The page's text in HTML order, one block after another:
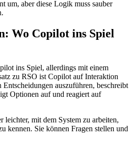
um, aber diese Logik muss sauber
Wo Copilot ins Spiel
ins Spiel, allerdings mit einem
zu RSO ist Copilot auf Interaktion
Entscheidungen auszuführen, beschreibt
Optionen auf und reagiert auf
leichter, mit dem System zu arbeiten,
kennen. Sie können Fragen stellen und